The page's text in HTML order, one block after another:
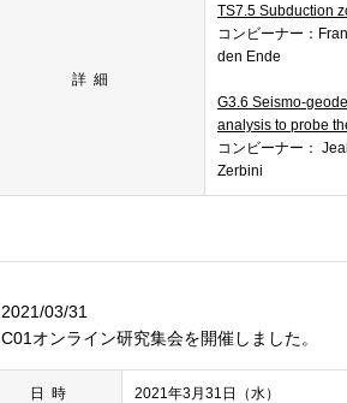
詳細
TS7.5 Subduction
コンビーナー：
den Ende
G3.6 Seismo-
analysis to probe
コンビーナー：
Zerbini
2021/03/31
C01オンライン研究集会を開催しました。
日時 2021年3月31日（水）